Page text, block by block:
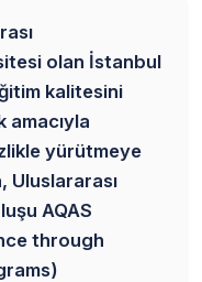
olan İstanbul
kalitesini
amacıyla
yürütmeye
Uluslararası
AQAS
through